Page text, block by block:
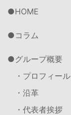
HOME
コラム
グループ概要
・プロフィール
・沿革
・代表者挨拶